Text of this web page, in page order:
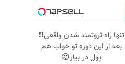
تنها راه ثروتمند شدن واقعی❗❗
بعد از این دوره تو خواب هم
پول در بیار😍